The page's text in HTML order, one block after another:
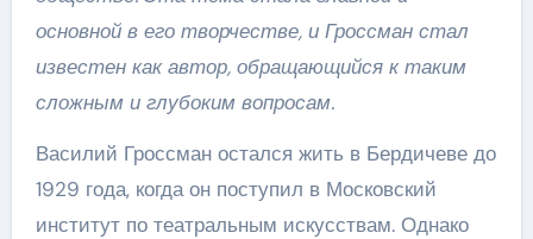
основной в его творчестве, и Гроссман стал
известен как автор, обращающийся к таким
сложным и глубоким вопросам.
Василий Гроссман остался жить в Бердичеве до
1929 года, когда он поступил в Московский
институт по театральным искусствам. Однако